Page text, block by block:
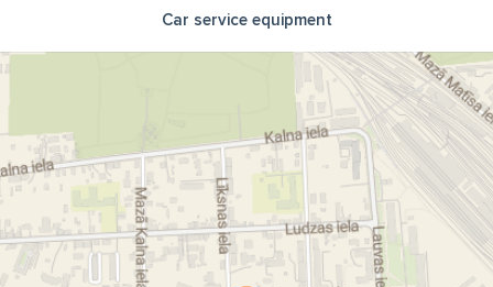
Car service equipment